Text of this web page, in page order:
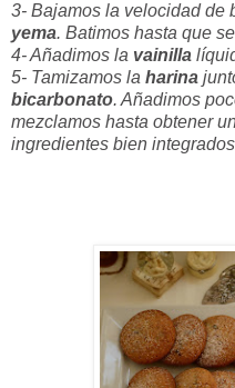
3- Bajamos la velocidad de
yema. Batimos hasta que
4- Añadimos la vainilla
5- Tamizamos la harina
bicarbonato. Añadimos
mezclamos hasta obtener
ingredientes bien